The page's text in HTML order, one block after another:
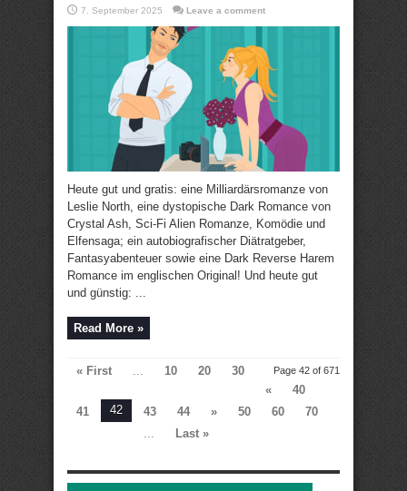
7. September 2025 Leave a comment
Heute gut und gratis: eine Milliardärsromanze von
Leslie North, eine dystopische Dark Romance von
Crystal Ash, Sci-Fi Alien Romanze, Komödie und
Elfensaga; ein autobiografischer Diätratgeber,
Fantasyabenteuer sowie eine Dark Reverse Harem
Romance im englischen Original! Und heute gut
und günstig: ...
Read More »
Page 42 of 671
« First ... 10 20
30
«
40
41
42 43 44 » 50 60
70
...
Last »